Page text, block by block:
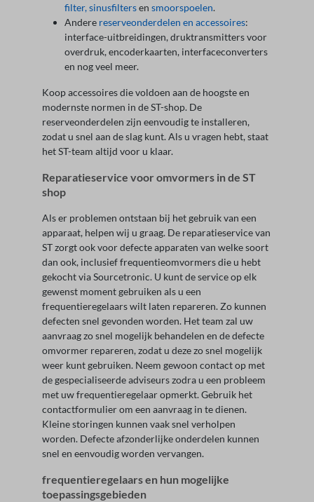
filter,sinusfiltersen smoorspoelen.
Andere reserveonderdelen en accessoires:
interface-uitbreidingen, druktransmitters voor
overdruk, encoderkaarten, interfaceconverters
en nog veel meer.
Koop accessoires die voldoen aan de hoogste en
modernste normen in de ST-shop. De
reserveonderdelen zijn eenvoudig te installeren,
zodat u snel aan de slag kunt. Als u vragen hebt, staat
het ST-team altijd voor u klaar.
Reparatieservice voor omvormers in de ST
shop
Als er problemen ontstaan bij het gebruik van een
apparaat, helpen wij u graag. De reparatieservice van
ST zorgt ook voor defecte apparaten van welke soort
dan ook, inclusief frequentieomvormers die u hebt
gekocht via Sourcetronic. U kunt de service op elk
gewenst moment gebruiken als u een
frequentieregelaars wilt laten repareren. Zo kunnen
defecten snel gevonden worden. Het team zal uw
aanvraag zo snel mogelijk behandelen en de defecte
omvormer repareren, zodat u deze zo snel mogelijk
weer kunt gebruiken. Neem gewoon contact op met
de gespecialiseerde adviseurs zodra u een probleem
met uw frequentieregelaar opmerkt. Gebruik het
contactformulier om een aanvraag in te dienen.
Kleine storingen kunnen vaak snel verholpen
worden. Defecte afzonderlijke onderdelen kunnen
snel en eenvoudig worden vervangen.
frequentieregelaars en hun mogelijke
toepassingsgebieden